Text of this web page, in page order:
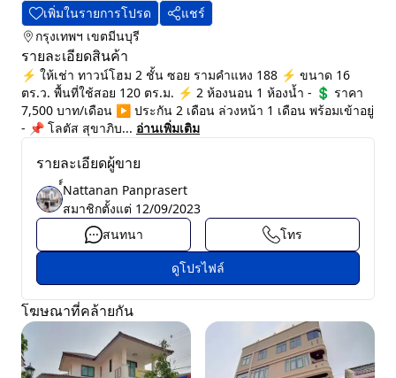
เพิ่มในรายการโปรด
แชร์
กรุงเทพฯ เขตมีนบุรี
รายละเอียดสินค้า
⚡ ให้เช่า ทาวน์โฮม 2 ชั้น ซอย รามคำแหง 188 ⚡ ขนาด 16
ตร.ว. พื้นที่ใช้สอย 120 ตร.ม. ⚡ 2 ห้องนอน 1 ห้องน้ำ - 💲 ราคา
7,500 บาท/เดือน ▶️ ประกัน 2 เดือน ล่วงหน้า 1 เดือน พร้อมเข้าอยู่
- 📌 โลตัส สุขาภิบ... อ่านเพิ่มเติม
รายละเอียดผู้ขาย
์์Nattanan Panprasert
สมาชิกตั้งแต่ 12/09/2023
สนทนา
โทร
ดูโปรไฟล์
โฆษณาที่คล้ายกัน